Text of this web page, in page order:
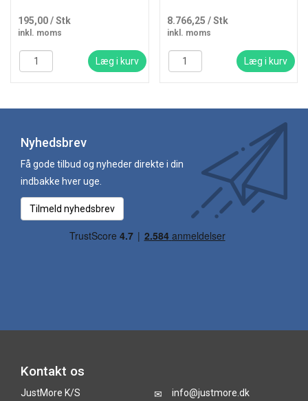
195,00/ Stk
inkl. moms
Læg i kurv
8.766,25 / Stk
inkl. moms
Læg i kurv
Nyhedsbrev
Få gode tilbud og nyheder direkte i din
indbakke hver uge.
Tilmeld nyhedsbrev
Kontakt os
JustMore K/S
info@justmore.dk